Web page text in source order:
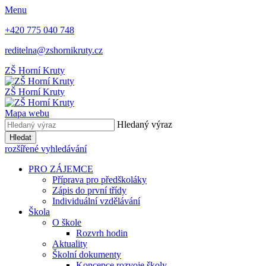
Menu
+420 775 040 748
reditelna@zshornikruty.cz
ZŠ Horní Kruty
ZŠ Horní Kruty
Mapa webu
Hledaný výraz
Hledat
rozšířené vyhledávání
PRO ZÁJEMCE
Příprava pro předškoláky
Zápis do první třídy
Individuální vzdělávání
Škola
O škole
Rozvrh hodin
Aktuality
Školní dokumenty